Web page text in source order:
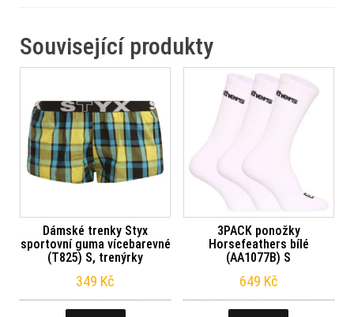
Související produkty
Dámské trenky Styx
sportovní guma vícebarevné
(T825) S, trenýrky
349 Kč
3PACK ponožky
Horsefeathers bílé
(AA1077B) S
649 Kč